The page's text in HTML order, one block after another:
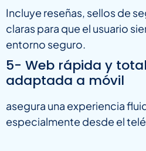
Incluye reseñas, sellos de
claras para que el usuario
entorno seguro.
5- Web rápida y
adaptada a móvil
asegura una experiencia
especialmente desde el